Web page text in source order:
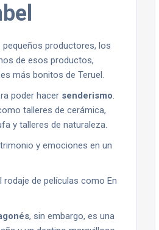
productores, los
de esos productos,
más bonitos de Teruel.
poder hacer senderismo.
talleres de cerámica,
y talleres de naturaleza.
y emociones en un
de películas como En
, sin embargo, es una